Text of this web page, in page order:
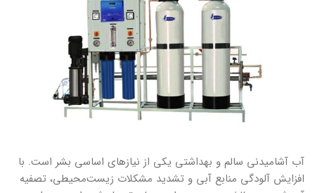
آب آشامیدنی سالم و بهداشتی یکی از نیازهای اساسی بشر است. با
افزایش آلودگی منابع آبی و تشدید مشکلات زیست‌محیطی، تصفیه